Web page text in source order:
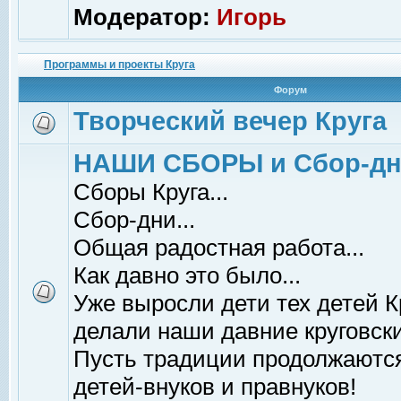
Модератор: Игорь
Программы и проекты Круга
Форум
Творческий вечер Круга
НАШИ СБОРЫ и Сбор-
Сборы Круга...
Сбор-дни...
Общая радостная работа...
Как давно это было...
Уже выросли дети тех детей
делали наши давние
Пусть традиции
детей-внуков и правнуков!